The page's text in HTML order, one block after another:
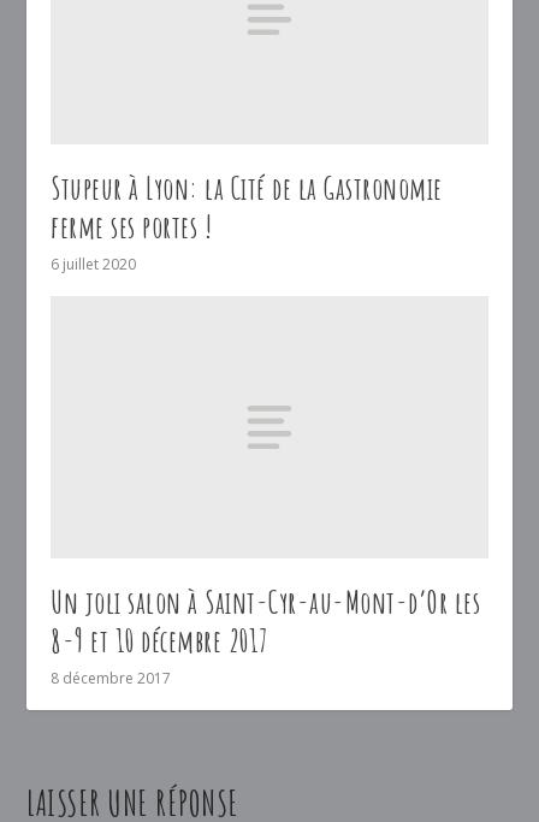
Stupeur à Lyon: la Cité de la Gastronomie
ferme ses portes !
6 juillet 2020
Un joli salon à Saint-Cyr-au-Mont-d’Or les
8-9 et 10 décembre 2017
8 décembre 2017
LAISSER UNE RÉPONSE